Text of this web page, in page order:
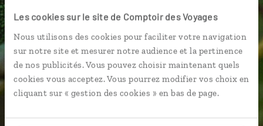
Les cookies sur le site de Comptoir des Voyages
Nous utilisons des cookies pour faciliter votre navigation
sur notre site et mesurer notre audience et la pertinence
de nos publicités. Vous pouvez choisir maintenant quels
cookies vous acceptez. Vous pourrez modifier vos choix en
cliquant sur « gestion des cookies » en bas de page.
téléphone.
Vous gardez le même interlocuteur avant,
pendant et après votre voyage.